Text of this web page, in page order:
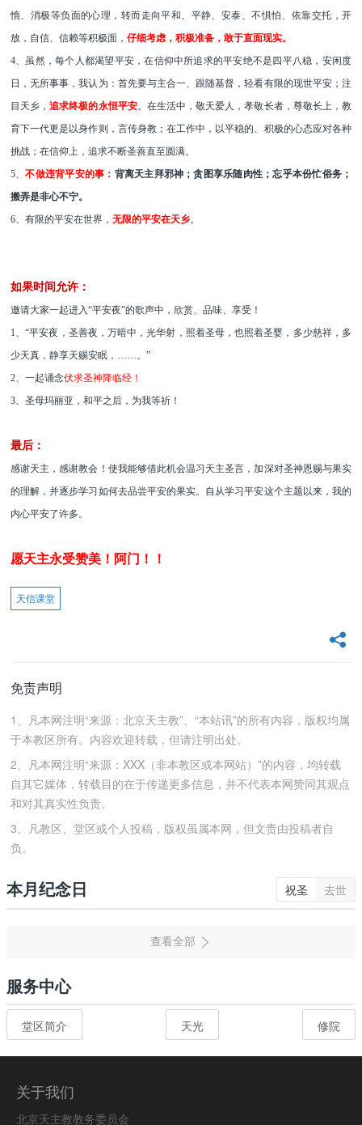
惰、消极等负面的心理，转而走向平和、平静、安泰、不惧怕、依靠交托，开
放，自信、信赖等积极面， 仔细考虑，积极准备，敢于直面现实。
4、虽然，每个人都渴望平安，在信仰中所追求的平安绝不是四平八稳，安闲度
日，无所事事，我认为：首先要与主合一、跟随基督，轻看有限的现世平安；注
目天乡，追求终极的永恒平安。在生活中，敬天爱人，孝敬长者，尊敬长上，教
育下一代更是以身作则，言传身教；在工作中，以平稳的、积极的心态应对各种
挑战；在信仰上，追求不断圣善直至圆满。
5、不做违背平安的事： 背离天主拜邪神；贪图享乐随肉性；忘乎本份忙俗务；
搬弄是非心不宁。
6、有限的平安在世界， 无限的平安在天乡。
如果时间允许：
邀请大家一起进入“平安夜”的歌声中，欣赏、品味、享受！
1、“平安夜，圣善夜，万暗中，光华射，照着圣母，也照着圣婴，多少慈祥，多
少天真，静享天赐安眠， ……。 ”
2、一起诵念伏求圣神降临经！
3、圣母玛丽亚，和平之后，为我等祈！
最后：
感谢天主，感谢教会！使我能够借此机会温习天主圣言，加深对圣神恩赐与果实
的理解，并逐步学习如何去品尝平安的果实。自从学习平安这个主题以来，我的
内心平安了许多。
愿天主永受赞美！阿门！！
天信课堂
免责声明
1、凡本网注明“来源：北京天主教”、“本站讯”的所有内容，版权均属
于本教区所有。内容欢迎转载，但请注明出处。
2、凡本网注明“来源：XXX（非本教区或本网站）”的内容，均转载
自其它媒体，转载目的在于传递更多信息，并不代表本网赞同其观点
和对其真实性负责。
3、凡教区、堂区或个人投稿，版权虽属本网，但文责由投稿者自
负。
本月纪念日 祝圣 去世
服务中心
堂区简介 天光 修院
关于我们
北京天主教教务委员会